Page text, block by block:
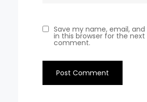
Save my name, email, and
in this browser for the next
comment.